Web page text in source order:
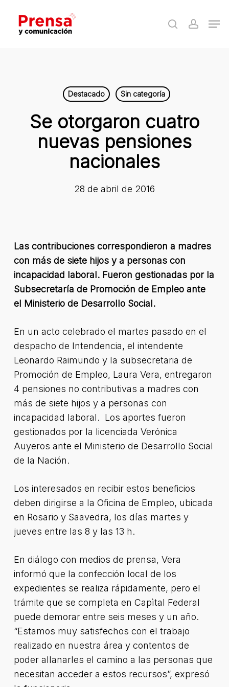
main
search
Destacado Sin categoría
Se otorgaron cuatro
nuevas pensiones
nacionales
28 de abril de 2016
Las contribuciones correspondieron a madres
con más de siete hijos y a personas con
incapacidad laboral. Fueron gestionadas por la
Subsecretaría de Promoción de Empleo ante
el Ministerio de Desarrollo Social.
En un acto celebrado el martes pasado en el
despacho de Intendencia, el intendente
Leonardo Raimundo y la subsecretaria de
Promoción de Empleo, Laura Vera, entregaron
4 pensiones no contributivas a madres con
más de siete hijos y a personas con
incapacidad laboral. Los aportes fueron
gestionados por la licenciada Verónica
Auyeros ante el Ministerio de Desarrollo Social
de la Nación.
Los interesados en recibir estos beneficios
deben dirigirse a la Oficina de Empleo, ubicada
en Rosario y Saavedra, los días martes y
jueves entre las 8 y las 13 h.
En diálogo con medios de prensa, Vera
informó que la confección local de los
expedientes se realiza rápidamente, pero el
trámite que se completa en Capìtal Federal
puede demorar entre seis meses y un año.
“Estamos muy satisfechos con el trabajo
realizado en nuestra área y contentos de
poder allanarles el camino a las personas que
necesitan acceder a estos recursos”, expresó